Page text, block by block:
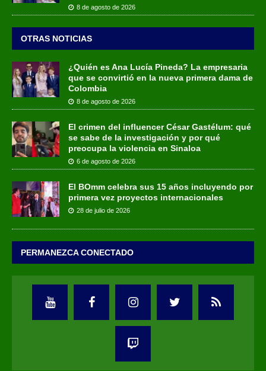
8 de agosto de 2026
OTRAS NOTICIAS
¿Quién es Ana Lucía Pineda? La empresaria
que se convirtió en la nueva primera dama de
Colombia
8 de agosto de 2026
El crimen del influencer César Gastélum: qué
se sabe de la investigación y por qué
preocupa la violencia en Sinaloa
6 de agosto de 2026
El BOmm celebra sus 15 años incluyendo por
primera vez proyectos internacionales
28 de julio de 2026
PERMANEZCA CONECTADO